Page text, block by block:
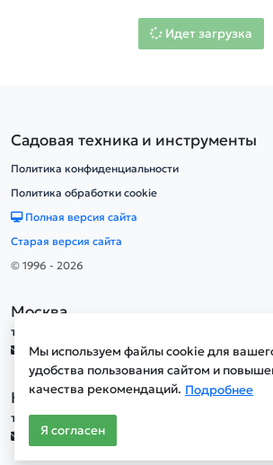
Идет загрузка
Мы используем файлы cookie для
удобства пользования сайтом и
качества рекомендаций. Подробнее
Я согласен
Садовая техника и инструменты
Политика конфиденциальности
Политика обработки cookie
Полная версия сайта
Старая версия сайта
© 1996 - 2026
Москва
тел.
Новосибирск
тел.